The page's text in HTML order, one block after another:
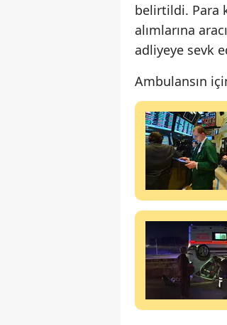
belirtildi. Para
alımlarına
adliyeye sevk
Ambulansın